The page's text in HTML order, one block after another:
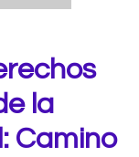
la
Camino